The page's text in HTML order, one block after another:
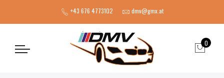
+43 676 4773102 dmv@gmx.at
0